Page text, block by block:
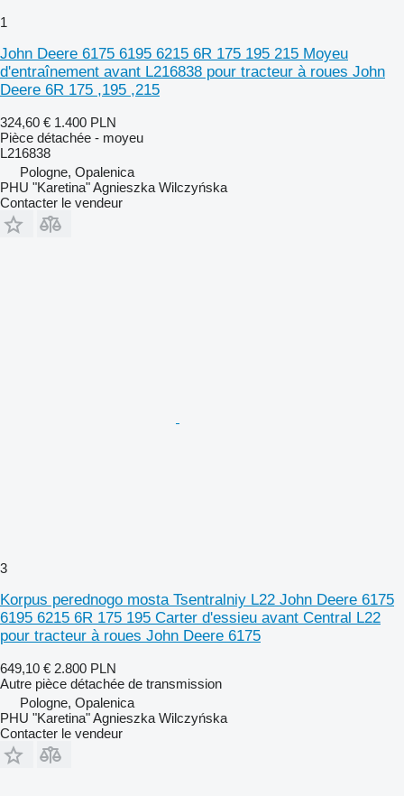
1
John Deere 6175 6195 6215 6R 175 195 215 Moyeu
d'entraînement avant L216838 pour tracteur à roues John
Deere 6R 175 ,195 ,215
324,60 € 1.400 PLN
Pièce détachée - moyeu
L216838
Pologne, Opalenica
PHU "Karetina" Agnieszka Wilczyńska
Contacter le vendeur
3
Korpus perednogo mosta Tsentralniy L22 John Deere 6175
6195 6215 6R 175 195 Carter d'essieu avant Central L22
pour tracteur à roues John Deere 6175
649,10 € 2.800 PLN
Autre pièce détachée de transmission
Pologne, Opalenica
PHU "Karetina" Agnieszka Wilczyńska
Contacter le vendeur